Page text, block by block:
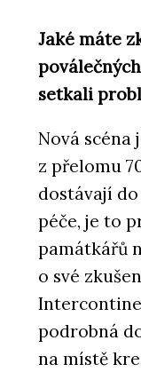
Jaké máte
setkali
Nová
z přelomu
dostávají
péče, je to
památkářů
o své
podrobná
na místě